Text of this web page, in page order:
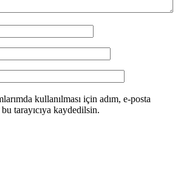
kullanılması için adım, e-posta
tarayıcıya kaydedilsin.